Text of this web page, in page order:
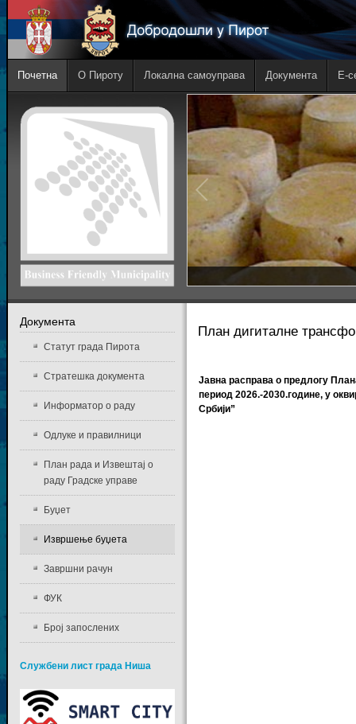
Почетна О Пироту Локална самоуправа Документа E-
План дигиталне
Јавна расправа о предлогу
период 2026.-2030.године, у
Србији”
Документа
Статут града Пирота
Стратешка документа
Информатор о раду
Одлуке и правилници
План рада и Извештај о
раду Градске управе
Буџет
Извршење буџета
Завршни рачун
ФУК
Број запослених
Службени лист града Ниша